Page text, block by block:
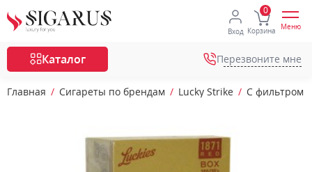
Вход Корзина Меню
Каталог Перезвоните мне
Главная Сигареты по брендам Lucky Strike С фильтром